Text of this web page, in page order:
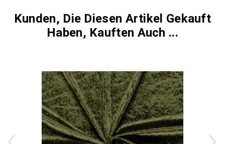
Kunden, Die Diesen Artikel Gekauft
Haben, Kauften Auch ...